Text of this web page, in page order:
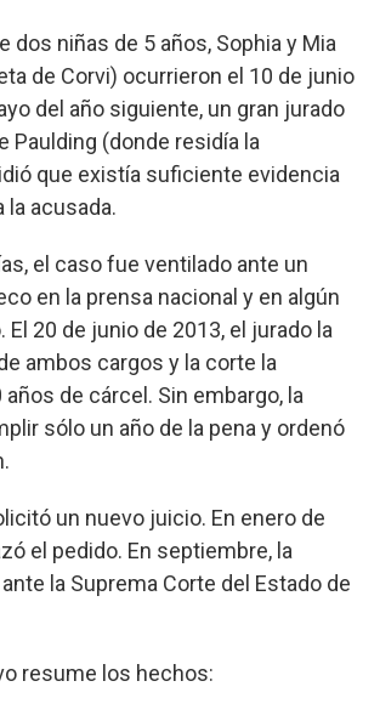
dos niñas de 5 años, Sophia y Mia
de Corvi) ocurrieron el 10 de junio
del año siguiente, un gran jurado
Paulding (donde residía la
que existía suficiente evidencia
la acusada.
el caso fue ventilado ante un
en la prensa nacional y en algún
El 20 de junio de 2013, el jurado la
ambos cargos y la corte la
de cárcel. Sin embargo, la
sólo un año de la pena y ordenó
un nuevo juicio. En enero de
el pedido. En septiembre, la
la Suprema Corte del Estado de
resume los hechos: